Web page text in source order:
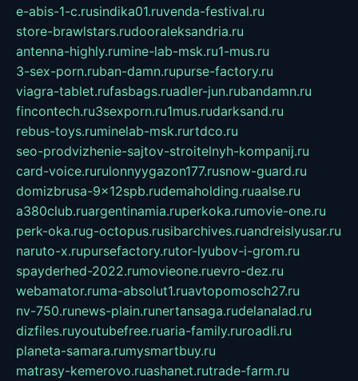
e-abis-1-c.rusindika01.ruvenda-festival.ru
store-brawlstars.rudooraleksandria.ru
antenna-highly.rumine-lab-msk.ru1-mus.ru
3-sex-porn.ruban-damn.rupurse-factory.ru
viagra-tablet.rufasbags.ruadler-jun.rubandamn.ru
fincontech.ru3sexporn.ru1mus.rudarksand.ru
rebus-toys.ruminelab-msk.rurtdco.ru
seo-prodvizhenie-sajtov-stroitelnyh-kompanij.ru
card-voice.rurulonnyygazon177.rusnow-guard.ru
domizbrusa-9x12spb.rudemaholding.ruaalse.ru
a380club.ruargentinamia.ruperkoka.rumovie-one.ru
perk-oka.rug-octopus.rusibarchives.ruandreislyusar.ru
naruto-x.rupursefactory.rutor-lyubov-i-grom.ru
spayderhed-2022.rumovieone.ruevro-dez.ru
webamator.ruma-absolut1.ruavtopomosch27.ru
nv-750.runews-plain.runertansaga.rudelanalad.ru
dizfiles.ruyoutubefree.ruaria-family.ruroadli.ru
planeta-samara.rumysmartbuy.ru
matrasy-kemerovo.ruashanet.rutrade-farm.ru